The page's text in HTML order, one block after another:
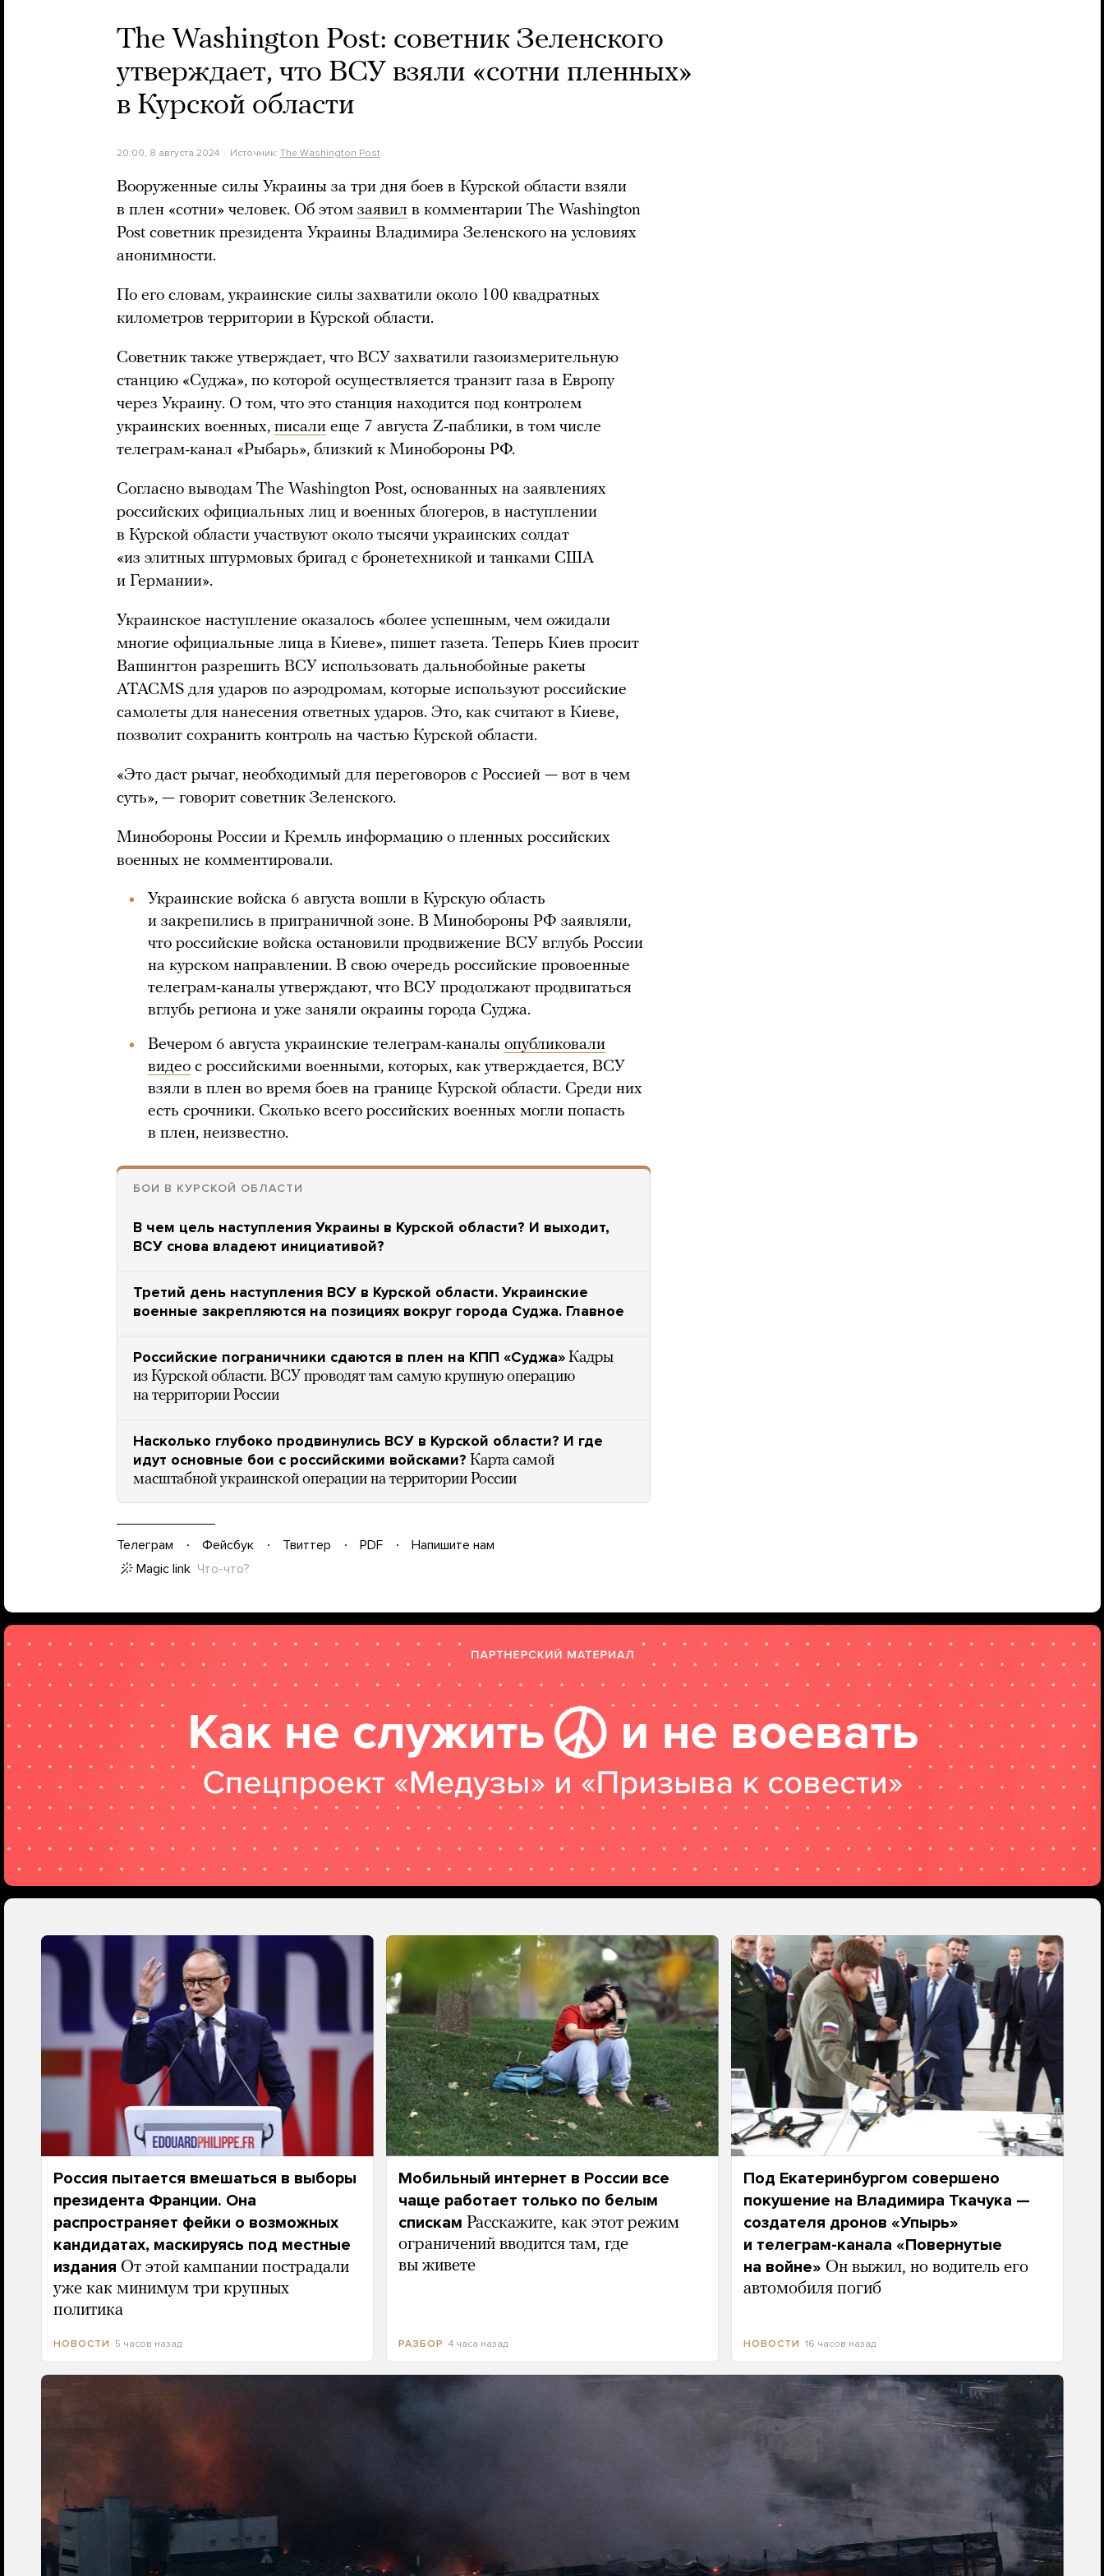
The Washington Post: советник Зеленского
утверждает, что ВСУ взяли «сотни пленных»
в Курской области
20:00, 8 августа 2024 Источник: The Washington Post
Вооруженные силы Украины за три дня боев в Курской области взяли
в плен «сотни» человек. Об этом заявил в комментарии The Washington
Post советник президента Украины Владимира Зеленского на условиях
анонимности.
По его словам, украинские силы захватили около 100 квадратных
километров территории в Курской области.
Советник также утверждает, что ВСУ захватили газоизмерительную
станцию «Суджа», по которой осуществляется транзит газа в Европу
через Украину. О том, что это станция находится под контролем
украинских военных, писали еще 7 августа Z-паблики, в том числе
телеграм-канал «Рыбарь», близкий к Минобороны РФ.
Согласно выводам The Washington Post, основанных на заявлениях
российских официальных лиц и военных блогеров, в наступлении
в Курской области участвуют около тысячи украинских солдат
«из элитных штурмовых бригад с бронетехникой и танками США
и Германии».
Украинское наступление оказалось «более успешным, чем ожидали
многие официальные лица в Киеве», пишет газета. Теперь Киев просит
Вашингтон разрешить ВСУ использовать дальнобойные ракеты
ATACMS для ударов по аэродромам, которые используют российские
самолеты для нанесения ответных ударов. Это, как считают в Киеве,
позволит сохранить контроль на частью Курской области.
«Это даст рычаг, необходимый для переговоров с Россией — вот в чем
суть», — говорит советник Зеленского.
Минобороны России и Кремль информацию о пленных российских
военных не комментировали.
Украинские войска 6 августа вошли в Курскую область
и закрепились в приграничной зоне. В Минобороны РФ заявляли,
что российские войска остановили продвижение ВСУ вглубь России
на курском направлении. В свою очередь российские провоенные
телеграм-каналы утверждают, что ВСУ продолжают продвигаться
вглубь региона и уже заняли окраины города Суджа.
Вечером 6 августа украинские телеграм-каналы опубликовали
видео с российскими военными, которых, как утверждается, ВСУ
взяли в плен во время боев на границе Курской области. Среди них
есть срочники. Сколько всего российских военных могли попасть
в плен, неизвестно.
БОИ В КУРСКОЙ ОБЛАСТИ
В чем цель наступления Украины в Курской области? И выходит,
ВСУ снова владеют инициативой?
Третий день наступления ВСУ в Курской области. Украинские
военные закрепляются на позициях вокруг города Суджа. Главное
Российские пограничники сдаются в плен на КПП «Суджа» Кадры
из Курской области. ВСУ проводят там самую крупную операцию
на территории России
Насколько глубоко продвинулись ВСУ в Курской области? И где
идут основные бои с российскими войсками? Карта самой
масштабной украинской операции на территории России
Телеграм Фейсбук Твиттер PDF
Напишите нам
Magic link Что-что?
Россия пытается вмешаться в выборы
президента Франции. Она
распространяет фейки о возможных
кандидатах, маскируясь под местные
издания От этой кампании пострадали
уже как минимум три крупных
политика
НОВОСТИ 5 часов назад
Мобильный интернет в России все
чаще работает только по белым
спискам Расскажите, как этот режим
ограничений вводится там, где
вы живете
РАЗБОР 4 часа назад
Под Екатеринбургом совершено
покушение на Владимира Ткачука —
создателя дронов «Упырь»
и телеграм-канала «Повернутые
на войне» Он выжил, но водитель его
автомобиля погиб
НОВОСТИ 16 часов назад